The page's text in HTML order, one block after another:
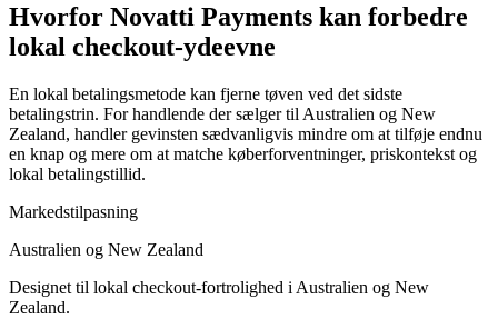
Hvorfor Novatti Payments kan forbedre
lokal checkout-ydeevne
En lokal betalingsmetode kan fjerne tøven ved det sidste
betalingstrin. For handlende der sælger til Australien og New
Zealand, handler gevinsten sædvanligvis mindre om at tilføje endnu
en knap og mere om at matche køberforventninger, priskontekst og
lokal betalingstillid.
Markedstilpasning
Australien og New Zealand
Designet til lokal checkout-fortrolighed i Australien og New
Zealand.